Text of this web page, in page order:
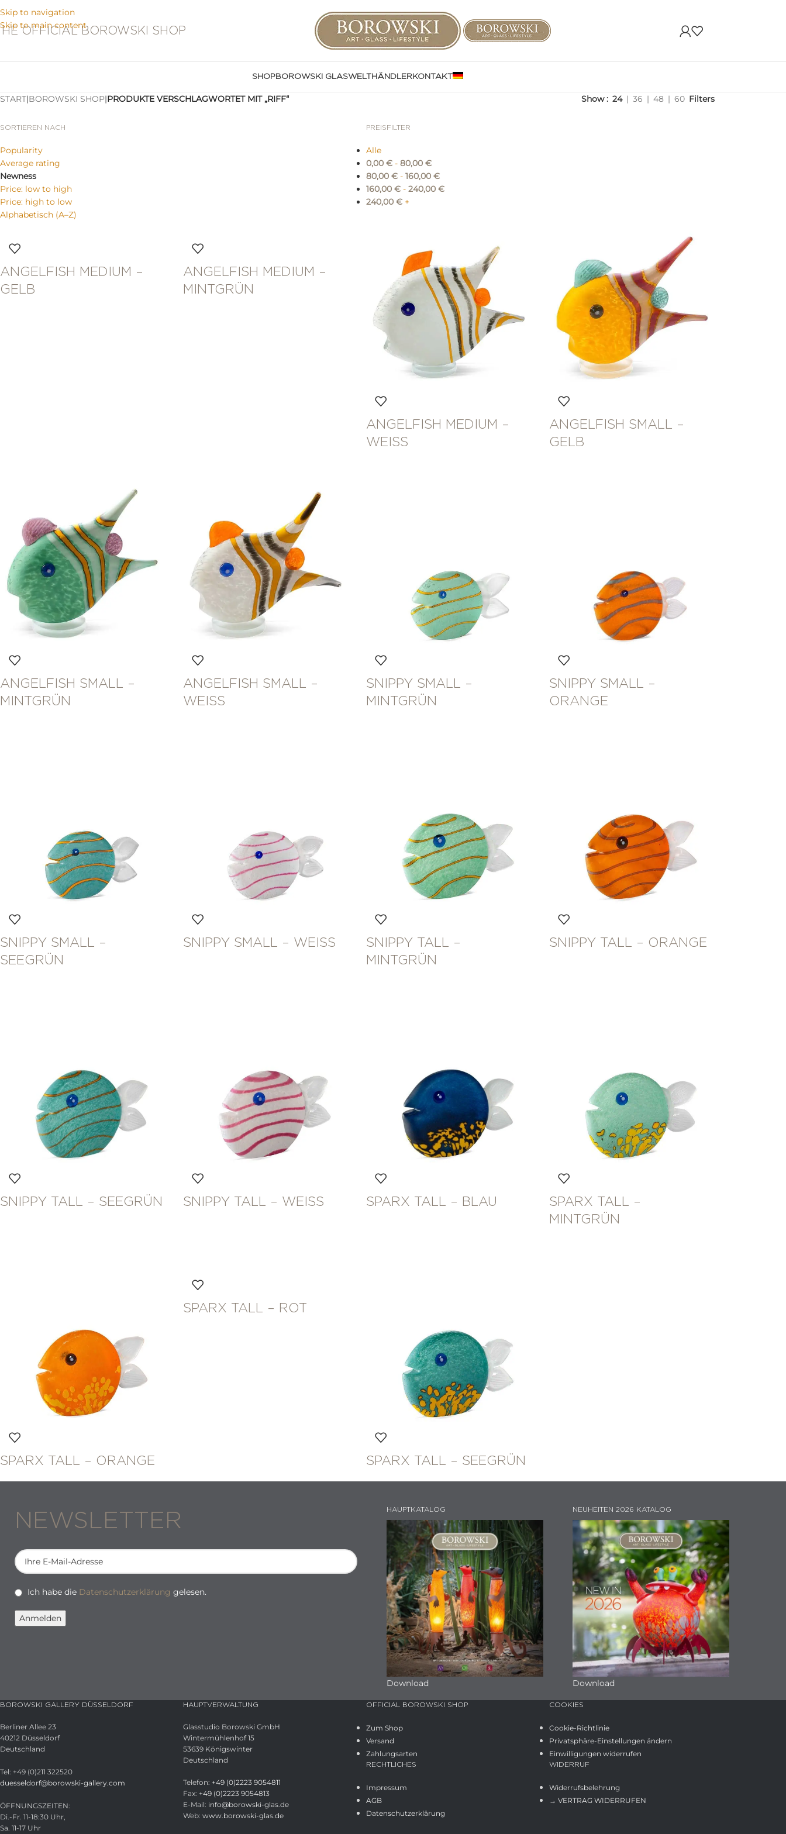
Skip to navigation
Skip to main content
OFFICIAL BOROWSKI SHOP
SHOPBOROWSKI GLASWELTHÄNDLERKONTAKT
START|BOROWSKI SHOP|PRODUKTE VERSCHLAGWORTET MIT „RIFF“ Show 24 36 48 60 Filters
SORTIEREN NACH
Popularity
Average rating
Newness
Price: low to high
Price: high to low
Alphabetisch (A–Z)
PREISFILTER
Alle
0,00 € - 80,00 €
80,00 € - 160,00 €
160,00 € - 240,00 €
240,00 € +
ANGELFISH MEDIUM –
GELB
ANGELFISH MEDIUM –
MINTGRÜN
ANGELFISH MEDIUM –
WEISS
ANGELFISH SMALL –
GELB
ANGELFISH SMALL –
MINTGRÜN
ANGELFISH SMALL –
WEISS
SNIPPY SMALL –
MINTGRÜN
SNIPPY SMALL –
ORANGE
SNIPPY SMALL –
SEEGRÜN
SNIPPY SMALL – WEISS
SNIPPY TALL –
MINTGRÜN
SNIPPY TALL – ORANGE
SNIPPY TALL – SEEGRÜN SNIPPY TALL – WEISS SPARX TALL – BLAU
SPARX TALL –
MINTGRÜN
SPARX TALL – ORANGE
SPARX TALL – ROT
SPARX TALL – SEEGRÜN
NEWSLETTER
Ich habe die Datenschutzerklärung gelesen.
HAUPTKATALOG
Download
NEUHEITEN 2026 KATALOG
Download
BOROWSKI GALLERY DÜSSELDORF
Berliner Allee 23
40212 Düsseldorf
Deutschland
Tel: +49 (0)211 322520
duesseldorf@borowski-gallery.com
ÖFFNUNGSZEITEN:
Di.-Fr. 11-18:30 Uhr,
Sa. 11-17 Uhr
HAUPTVERWALTUNG
Glasstudio Borowski GmbH
Wintermühlenhof 15
53639 Königswinter
Deutschland
Telefon: +49 (0)2223 9054811
Fax: +49 (0)2223 9054813
E-Mail: info@borowski-glas.de
Web: www.borowski-glas.de
OFFICIAL BOROWSKI SHOP
Zum Shop
Versand
Zahlungsarten
RECHTLICHES
Impressum
AGB
Datenschutzerklärung
COOKIES
Cookie-Richtlinie
Privatsphäre-Einstellungen ändern
Einwilligungen widerrufen
WIDERRUF
Widerrufsbelehrung
→ VERTRAG WIDERRUFEN